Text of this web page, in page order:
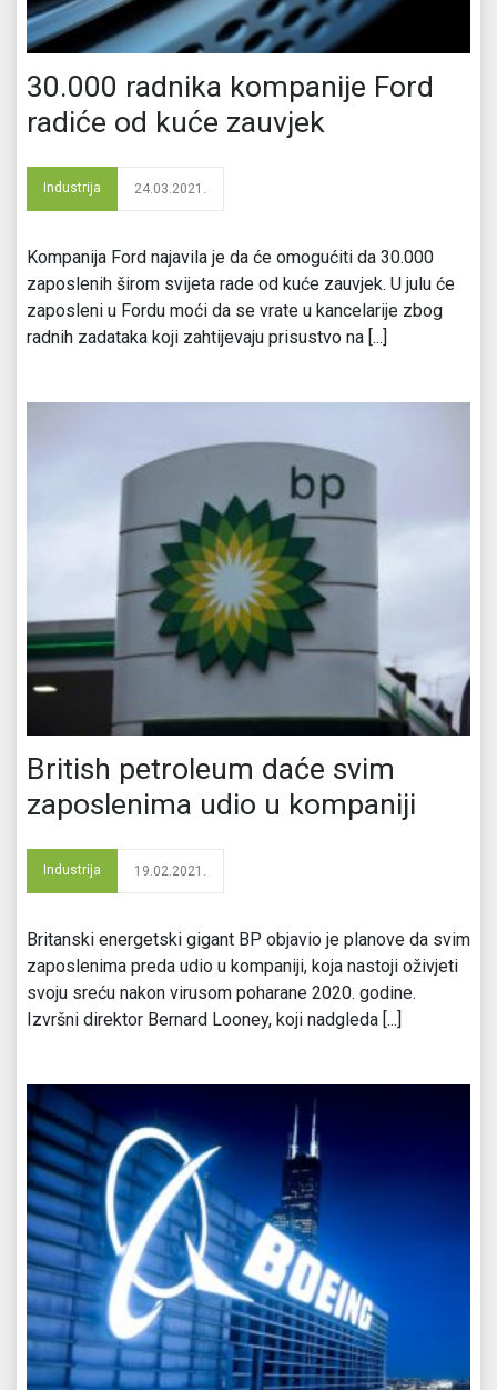
30.000 radnika kompanije Ford
radiće od kuće zauvjek
Industrija 24.03.2021.
Kompanija Ford najavila je da će omogućiti da 30.000
zaposlenih širom svijeta rade od kuće zauvjek. U julu će
zaposleni u Fordu moći da se vrate u kancelarije zbog
radnih zadataka koji zahtijevaju prisustvo na [...]
British petroleum daće svim
zaposlenima udio u kompaniji
Industrija 19.02.2021.
Britanski energetski gigant BP objavio je planove da svim
zaposlenima preda udio u kompaniji, koja nastoji oživjeti
svoju sreću nakon virusom poharane 2020. godine.
Izvršni direktor Bernard Looney, koji nadgleda [...]